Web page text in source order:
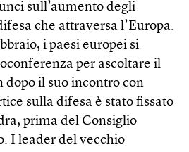
sull’aumento degli
che attraversa l’Europa.
i paesi europei si
per ascoltare il
dopo il suo incontro con
sulla difesa è stato fissato
prima del Consiglio
I leader del vecchio